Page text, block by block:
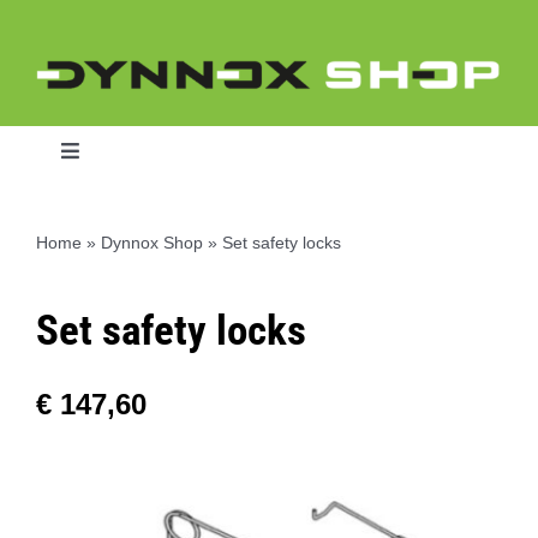
inhoud
Toggle
Home » Dynnox Shop» Set safety locks
Set safety locks
€147,60